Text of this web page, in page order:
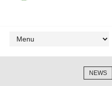
NEWS